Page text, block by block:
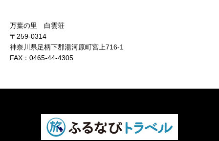
万葉の里 白雲荘
〒259-0314
神奈川県足柄下郡湯河原町宮上716-1
FAX： 0465-44-4305